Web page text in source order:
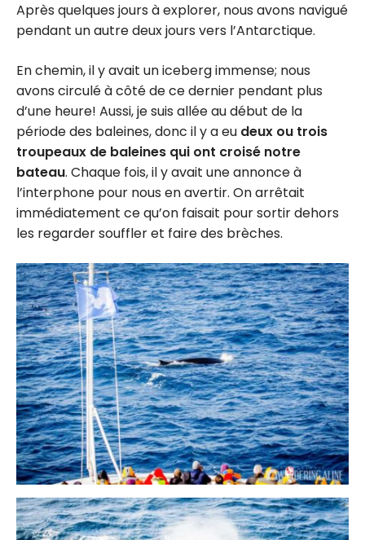
Après quelques jours à explorer, nous avons navigué
pendant un autre deux jours vers l’Antarctique.
En chemin, il y avait un iceberg immense; nous
avons circulé à côté de ce dernier pendant plus
d’une heure! Aussi, je suis allée au début de la
période des baleines, donc il y a eu deux ou trois
troupeaux de baleines qui ont croisé notre
bateau. Chaque fois, il y avait une annonce à
l’interphone pour nous en avertir. On arrêtait
immédiatement ce qu’on faisait pour sortir dehors
les regarder souffler et faire des brèches.